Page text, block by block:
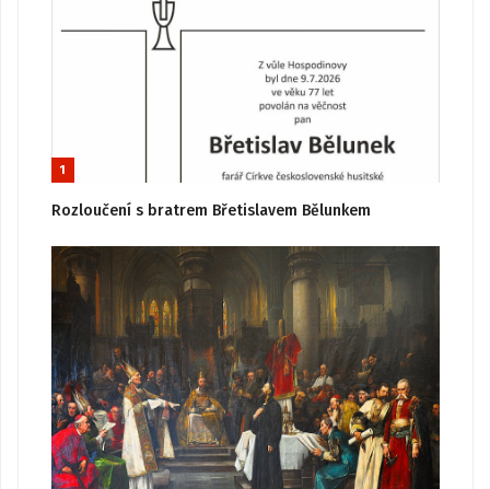
1
Rozloučení s bratrem Břetislavem Bělunkem